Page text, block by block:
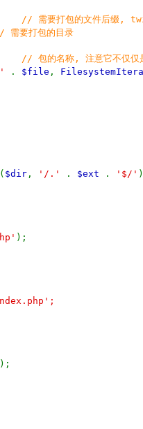
// 需要打包的文件后缀,
需要打包的目录
// 包的名称, 注意它不仅仅
. $file ,
( $dir , '/.' . $ext . '$/'
);
);